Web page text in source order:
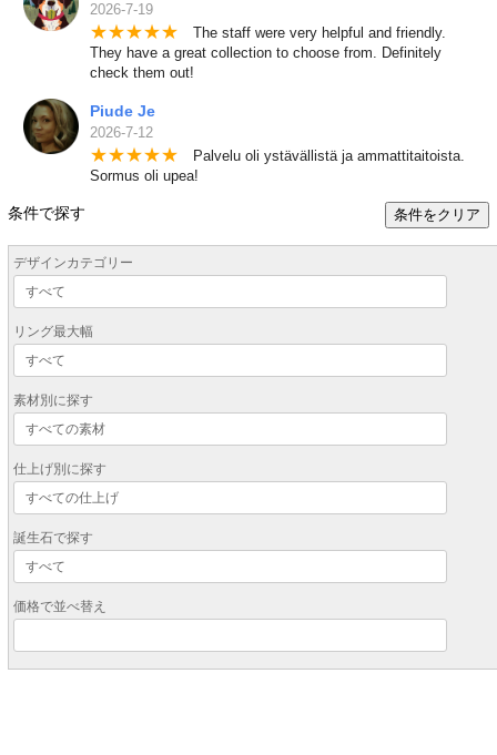
2026-7-19
★★★★★ The staff were very helpful and friendly.
They have a great collection to choose from. Definitely
check them out!
Piude Je
2026-7-12
★★★★★ Palvelu oli ystävällistä ja ammattitaitoista.
Sormus oli upea!
条件で探す 条件をクリア
デザインカテゴリー
リング最大幅
素材別に探す
仕上げ別に探す
誕生石で探す
価格で並べ替え